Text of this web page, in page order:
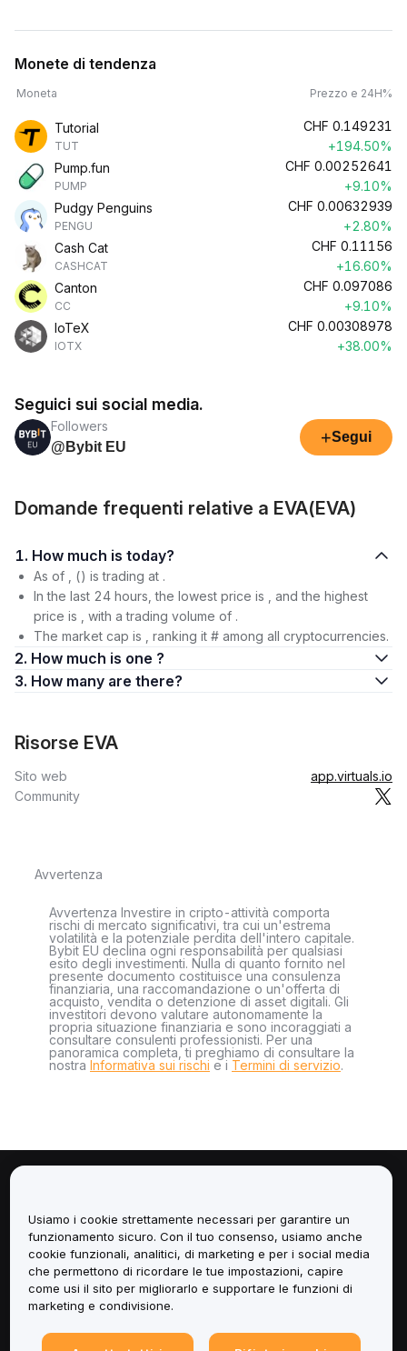
Monete di tendenza
Moneta Prezzo e 24H%
Tutorial
TUT
CHF 0.149231
+194.50%
Pump.fun
PUMP
CHF 0.00252641
+9.10%
Pudgy Penguins
PENGU
CHF 0.00632939
+2.80%
Cash Cat
CASHCAT
CHF 0.11156
+16.60%
Canton
CC
CHF 0.097086
+9.10%
IoTeX
IOTX
CHF 0.00308978
+38.00%
Seguici sui social media.
Followers
@Bybit EU
+Segui
Domande frequenti relative a EVA(EVA)
1. How much is today?
As of , () is trading at .
In the last 24 hours, the lowest price is , and the highest
price is , with a trading volume of .
The market cap is , ranking it # among all cryptocurrencies.
2. How much is one ?
3. How many are there?
Risorse EVA
Sito web
app.virtuals.io
Community
Avvertenza
Avvertenza Investire in cripto-attività comporta
rischi di mercato significativi, tra cui un'estrema
volatilità e la potenziale perdita dell'intero capitale.
Bybit EU declina ogni responsabilità per qualsiasi
esito degli investimenti. Nulla di quanto fornito nel
presente documento costituisce una consulenza
finanziaria, una raccomandazione o un'offerta di
acquisto, vendita o detenzione di asset digitali. Gli
investitori devono valutare autonomamente la
propria situazione finanziaria e sono incoraggiati a
consultare consulenti professionisti. Per una
panoramica completa, ti preghiamo di consultare la
nostra Informativa sui rischi e i Termini di servizio.
Servizi
Assistenza
Usiamo i cookie strettamente necessari per garantire un
funzionamento sicuro. Con il tuo consenso, usiamo anche
cookie funzionali, analitici, di marketing e per i social media
che permettono di ricordare le tue impostazioni, capire
come usi il sito per migliorarlo e supportare le funzioni di
marketing e condivisione.